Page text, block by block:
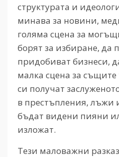
структурата и
минава за новини,
голяма сцена за
борят за избиране, да
придобиват бизнеси,
малка сцена за
си получат
в престъпления, лъжи
бъдат видени пияни
изложат.
Тези маловажни